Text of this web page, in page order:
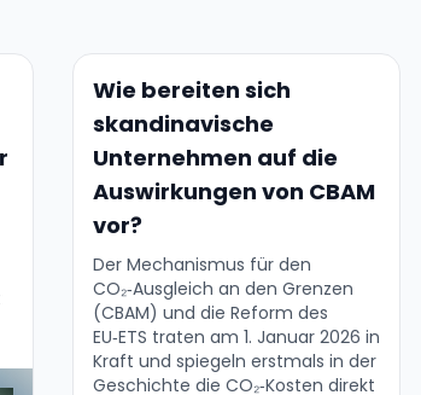
Wie bereiten sich
skandinavische
Unternehmen auf die
Auswirkungen von CBAM
vor?
Der Mechanismus für den
CO₂‑Ausgleich an den Grenzen
(CBAM) und die Reform des
EU‑ETS traten am 1. Januar 2026 in
Kraft und spiegeln erstmals in der
Geschichte die CO₂‑Kosten direkt